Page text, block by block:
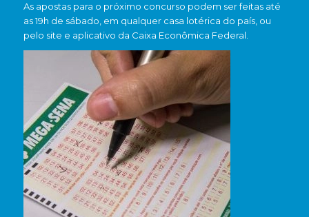
As apostas para o próximo concurso podem ser feitas até
as 19h de sábado, em qualquer casa lotérica do país, ou
pelo site e aplicativo da Caixa Econômica Federal.